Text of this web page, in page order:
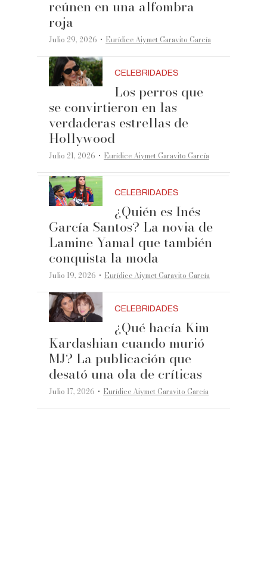
reúnen en una alfombra
roja
Julio 29, 2026 ·Eurídice Aiymet Garavito García
CELEBRIDADES
Los perros que
se convirtieron en las
verdaderas estrellas de
Hollywood
Julio 21, 2026 ·Eurídice Aiymet Garavito García
CELEBRIDADES
¿Quién es Inés
García Santos? La novia de
Lamine Yamal que también
conquista la moda
Julio 19, 2026 ·Eurídice Aiymet Garavito García
CELEBRIDADES
¿Qué hacía Kim
Kardashian cuando murió
MJ? La publicación que
desató una ola de críticas
Julio 17, 2026 ·Eurídice Aiymet Garavito García